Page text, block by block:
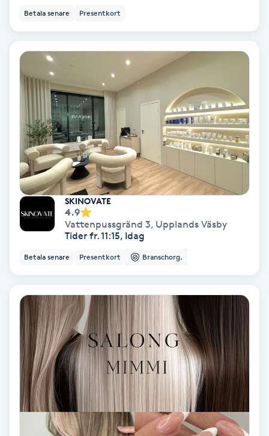
Ansiktsbehandling djuprengörande
Babylights
Balayage
Bambumassage
Barber
Barnklippning
BIAB
Blowout
Bottenfärg
Brynformning
Brynfärgning
Brynplockning
Bröllopsuppsättning
Betala senare Presentkort
SKINOVATE
4.9
Vattenpussgränd 3, Upplands Väsby
Tider fr. 11:15, Idag
Betala senare Presentkort Branschorg.